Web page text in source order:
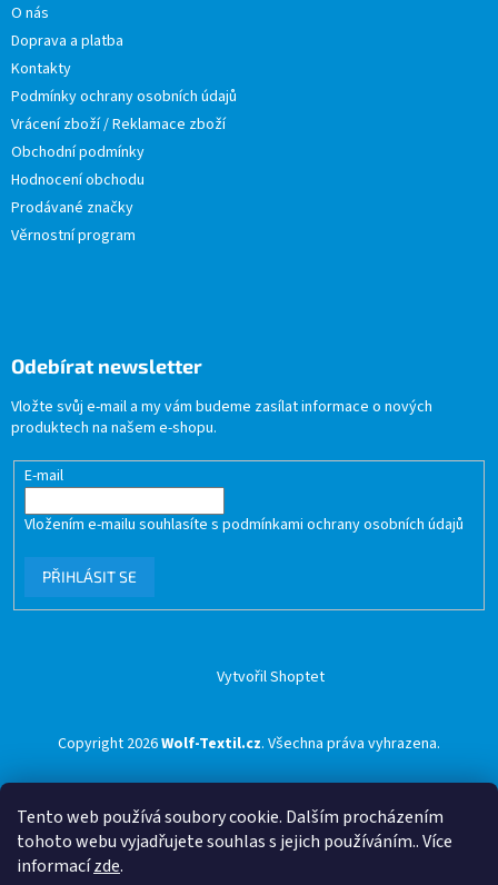
Tento web používá soubory cookie. Dalším procházením
tohoto webu vyjadřujete souhlas s jejich používáním.. Více
informacízde.
O nás
Doprava a platba
Kontakty
Podmínky ochrany osobních údajů
Vrácení zboží / Reklamace zboží
Obchodní podmínky
Hodnocení obchodu
Prodávané značky
Věrnostní program
Odebírat newsletter
Vložte svůj e-mail a my vám budeme zasílat informace o nových
produktech na našem e-shopu.
E-mail
Vložením e-mailu souhlasíte s podmínkami ochrany osobních údajů
PŘIHLÁSIT SE
Vytvořil Shoptet
Copyright 2026Wolf-Textil.cz. Všechna práva vyhrazena.